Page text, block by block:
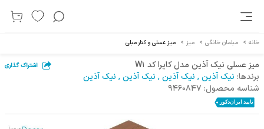
خانه > مبلمان خانگی > میز > میز عسلی و کنار مبلی
میز عسلی نیک آذین مدل کاپرا کد W1 اشتراک گذاری
برندها: نیک آذین, نیک آذین, نیک آذین, نیک آذین
شناسه محصول: 9460847